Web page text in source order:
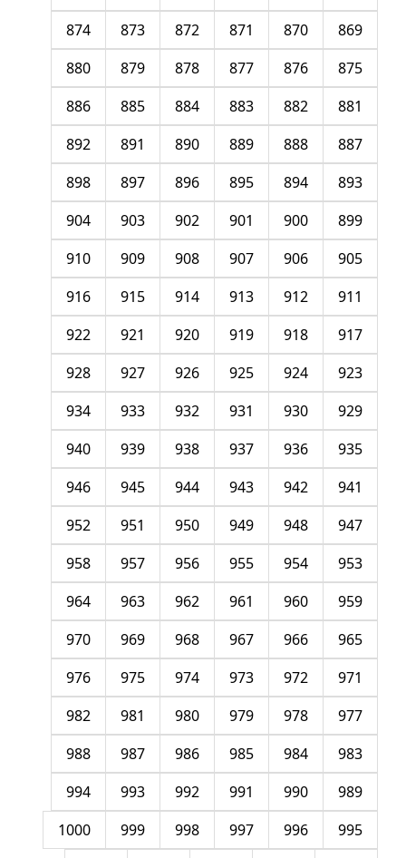
869
870
871
872
873
874
875
876
877
878
879
880
881
882
883
884
885
886
887
888
889
890
891
892
893
894
895
896
897
898
899
900
901
902
903
904
905
906
907
908
909
910
911
912
913
914
915
916
917
918
919
920
921
922
923
924
925
926
927
928
929
930
931
932
933
934
935
936
937
938
939
940
941
942
943
944
945
946
947
948
949
950
951
952
953
954
955
956
957
958
959
960
961
962
963
964
965
966
967
968
969
970
971
972
973
974
975
976
977
978
979
980
981
982
983
984
985
986
987
988
989
990
991
992
993
994
995
996
997
998
999
1000